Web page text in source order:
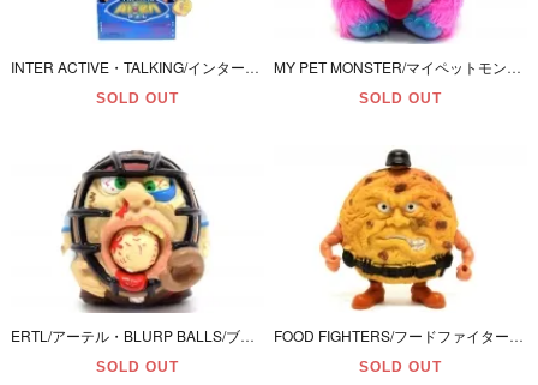
INTER ACTIVE・TALKING/インターアクティブ・トーキング(＋蓄光＆ライトアップ)・ソフビ＆ぬいぐるみ 「Alien PAL/エイリアンパル・Yaya/ヤヤ・Orange/オレンジ」
SOLD OUT
MY PET MONSTER/マイペットモンスター・ぬいぐるみハンドパペット・WOGSTER/ウォグスター ・1986年・AmToy/アムトイ
SOLD OUT
ERTL/アーテル・BLURP BALLS/ブラープボールズ・ソフビフィギュア 「BIFF BARFBALL/ビフ・バーフボール」
SOLD OUT
FOOD FIGHTERS/フードファイターズ・Action Figures/アクションフィギュア 「CHIP-THE-RIPPER/チップ‐ザ‐リッパー(チョコチップクッキー)」 本体のみ
SOLD OUT